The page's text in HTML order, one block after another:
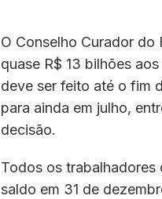
O Conselho Curador
quase R$ 13 bilhões
deve ser feito até o fim
para ainda em julho,
decisão.
Todos os trabalhadores
saldo em 31 de